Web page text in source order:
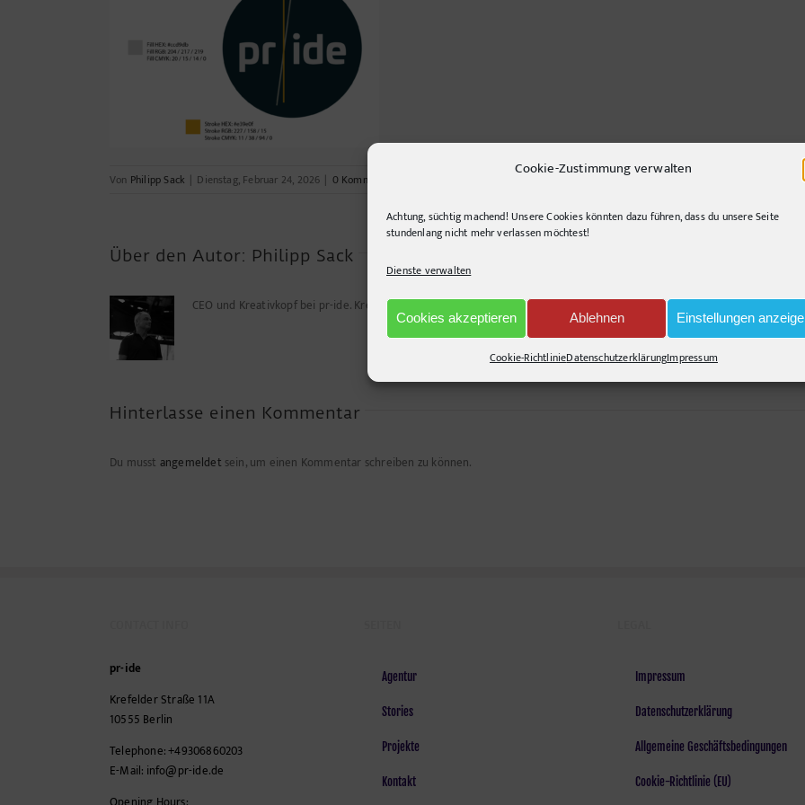
Cookie-Zustimmung verwalten
Achtung, süchtig machend! Unsere Cookies könnten dazu führen, dass du unsere Seite
stundenlang nicht mehr verlassen möchtest!
Dienste verwalten
Cookies akzeptieren Ablehnen Einstellungen
Cookie-RichtlinieDatenschutzerklärungImpressum
Von Philipp Sack | Dienstag, Februar 24, 2026 | 0 Kommentare
Über den Autor: Philipp Sack
CEO und Kreativkopf bei pr-ide. Kreuz und querlenkend, gerne segelnd. Immer auf der Suche nach innovativen
Hinterlasse einen Kommentar
Du musst angemeldet sein, um einen Kommentar schreiben zu können.
pr-ide
Krefelder Straße 11A
10555 Berlin
Telephone:+49306860203
E-Mail: info@pr-ide.de
Agentur
Stories
Projekte
Kontakt
Impressum
Datenschutzerklärung
Allgemeine Geschäftsbedingungen
Cookie-Richtlinie (EU)